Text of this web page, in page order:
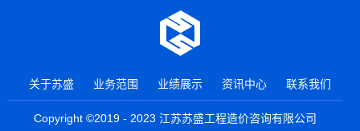
关于苏盛 业务范围 业绩展示 资讯中心 联系我们
Copyright ©2019 - 2023 江苏苏盛工程造价咨询有限公司